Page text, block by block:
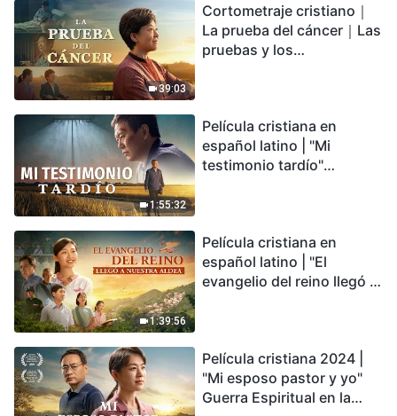
encontrarás refugio?
39:03
Cortometraje cristiano｜
La prueba del cáncer｜Las
pruebas y los
1:55:32
Película cristiana en
español latino | "Mi
testimonio tardío"
conmovedor
1:39:56
Película cristiana en
español latino | "El
evangelio del reino llegó a
Película cristiana 2024 |
"Mi esposo pastor y yo"
Guerra Espiritual en la